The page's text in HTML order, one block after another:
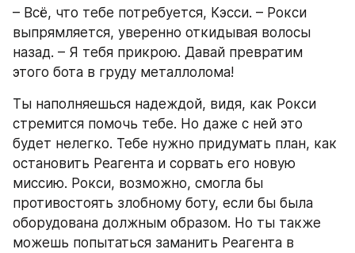
– Всё, что тебе потребуется, Кэсси. – Рокси
выпрямляется, уверенно откидывая волосы
назад. – Я тебя прикрою. Давай превратим
этого бота в груду металлолома!
Ты наполняешься надеждой, видя, как Рокси
стремится помочь тебе. Но даже с ней это
будет нелегко. Тебе нужно придумать план, как
остановить Реагента и сорвать его новую
миссию. Рокси, возможно, смогла бы
противостоять злобному боту, если бы была
оборудована должным образом. Но ты также
можешь попытаться заманить Реагента в